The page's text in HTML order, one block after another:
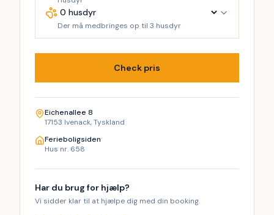
Der må medbringes op til 3 husdyr
Check pris
Eichenallee 8
17153 Ivenack, Tyskland
Ferieboligsiden
Hus nr. 658
Har du brug for hjælp?
Vi sidder klar til at hjælpe dig med din booking.